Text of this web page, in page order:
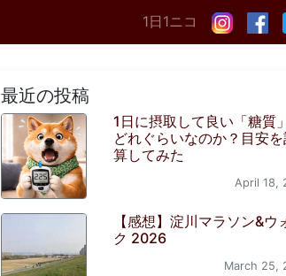
1日1ニコ
最近の投稿
1日に摂取して良い「糖質
どれぐらいなのか？目安
算してみた
April 18,
【感想】淀川マラソン&ウ
ク 2026
March 25,